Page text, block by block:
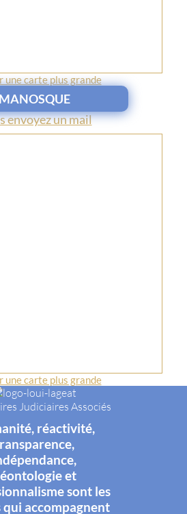
une carte plus grande
MANOSQUE
envoyez un mail
une carte plus grande
Judiciaires Associés
réactivité,
et
sont les
qui accompagnent